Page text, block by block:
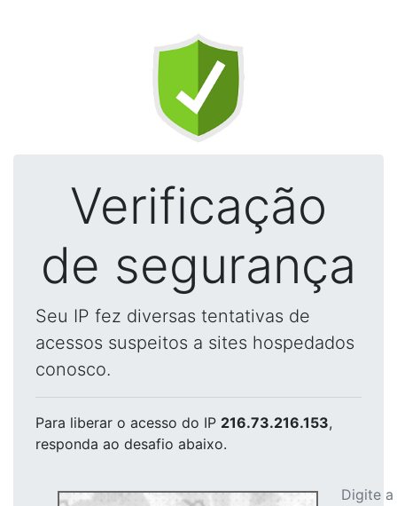
Verificação
de segurança
Seu IP fez diversas tentativas de
acessos suspeitos a sites hospedados
conosco.
Para liberar o acesso do IP 216.73.216.153,
responda ao desafio abaixo.
Digite